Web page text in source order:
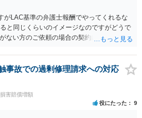
がLAC基準の弁護士報酬でやってくれるな
と同じくらいのイメージなのですがどうで
ない方のご依頼の場合の契約内容などは各
たり期待するのは難しいのでしょうか。
ーとしても無理とかやりたくないとかある
そのようなことはないように思います。紛
には、損害論も責任論も裁判所と同じよう
とになります。
事故での過剰修理請求への対応
害賠償増額
役にたった 9